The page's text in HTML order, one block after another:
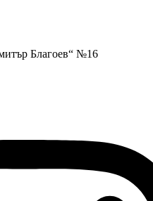
Благоев“ №16